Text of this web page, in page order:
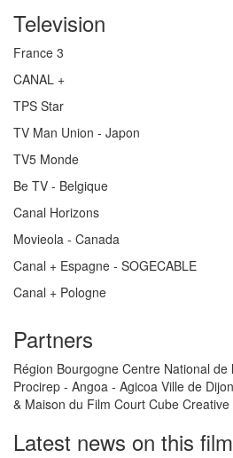
Television
France 3
CANAL +
TPS Star
TV Man Union - Japon
TV5 Monde
Be TV - Belgique
Canal Horizons
Movieola - Canada
Canal + Espagne - SOGECABLE
Canal + Pologne
Partners
Région Bourgogne Centre National
Procirep - Angoa - Agicoa Ville de
& Maison du Film Court Cube Creative
Latest news on this film